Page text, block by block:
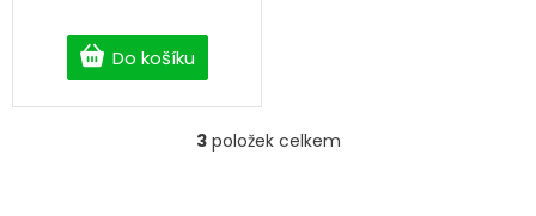
Do košíku
O
3položek celkem